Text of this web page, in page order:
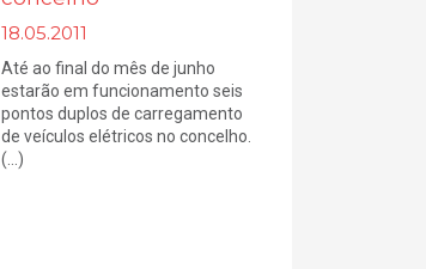
18.05.2011
Até ao final do mês de junho
estarão em funcionamento seis
pontos duplos de carregamento
de veículos elétricos no concelho.
(...)